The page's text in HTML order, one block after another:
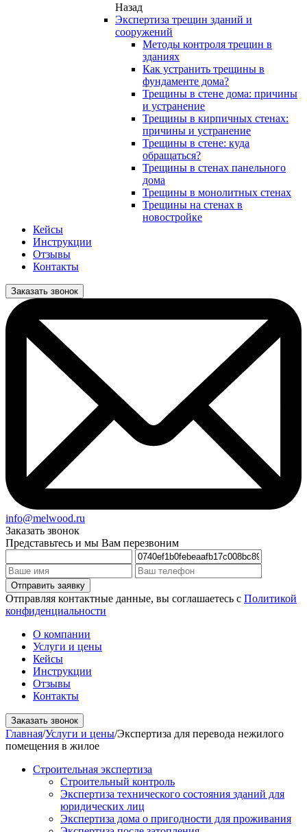
Назад
Экспертиза трещин зданий и
сооружений
Методы контроля трещин в
зданиях
Как устранить трещины в
фундаменте дома?
Трещины в стене дома: причины
и устранение
Трещины в кирпичных стенах:
причины и устранение
Трещины в стене: куда
обращаться?
Трещины в стенах панельного
дома
Трещины в монолитных стенах
Трещины на стенах в
новостройке
Кейсы
Инструкции
Отзывы
Контакты
Заказать звонок
info@melwood.ru
Заказать звонок
Представьтесь и мы Вам перезвоним
Отправляя контактные данные, вы соглашаетесь с Политикой
конфиденциальности
О компании
Услуги и цены
Кейсы
Инструкции
Отзывы
Контакты
Заказать звонок
Главная/Услуги и цены/Экспертиза для перевода нежилого
помещения в жилое
Строительная экспертиза
Строительный контроль
Экспертиза технического состояния зданий для
юридических лиц
Экспертиза дома о пригодности для проживания